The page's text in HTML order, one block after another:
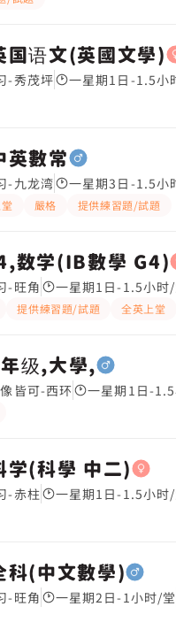
国语文(英國文學)
-秀茂坪 一星期1日-1.5小
英數常
-九龙湾 一星期3日-1.5小
嚴格 提供練習題/試題
数学(IB數學 G4)
-旺角 一星期1日-1.5小时/
提供練習題/試題 全英上堂
级,大學,
皆可-西环 一星期1日-
学(科學 中二)
-赤柱 一星期1日-1.5小时/
科(中文數學)
-旺角 一星期2日-1小时/堂